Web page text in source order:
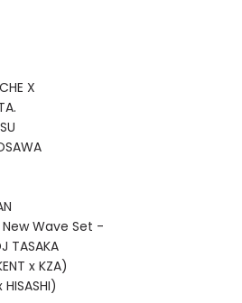
X
New Wave Set -
TASAKA
x KZA)
HISASHI)